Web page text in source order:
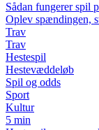
Sådan fungerer spil
Oplev spændingen,
Trav
Trav
Hestespil
Hestevæddeløb
Spil og odds
Sport
Kultur
5 min